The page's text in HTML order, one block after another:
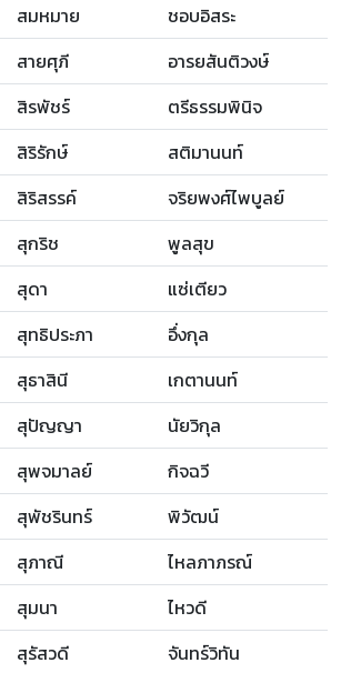
สมหมาย
ชอบอิสระ
สายศุภี
อารยสันติวงษ์
สิรพัชร์
ตรีธรรมพินิจ
สิริรักษ์
สติมานนท์
สิริสรรค์
จริยพงศ์ไพบูลย์
สุกริช
พูลสุข
สุดา
แซ่เตียว
สุทธิประภา
อึ่งกุล
สุธาสินี
เกตานนท์
สุปัญญา
นัยวิกุล
สุพจมาลย์
กิจฉวี
สุพัชรินทร์
พิวัฒน์
สุภาณี
ไหลภาภรณ์
สุมนา
ไหวดี
สุรัสวดี
จันทร์วิทัน